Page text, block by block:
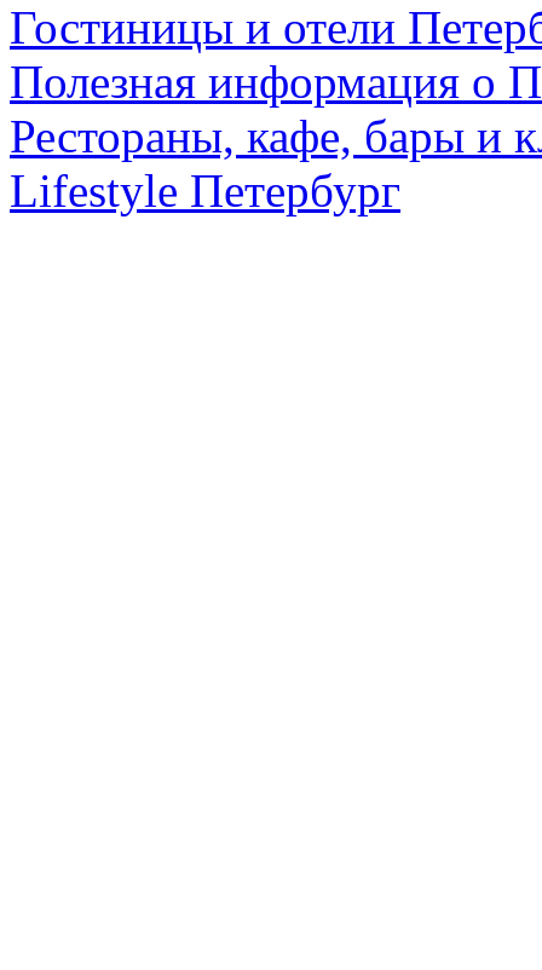
Гостиницы и отели
Полезная информация о
Рестораны, кафе, бары и
Lifestyle Петербург